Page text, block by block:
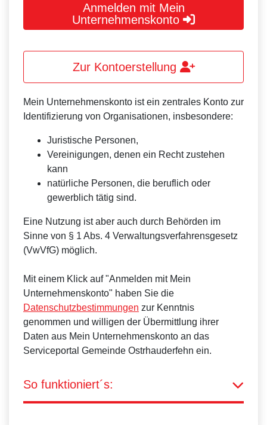
Anmelden mit Mein
Unternehmenskonto
Zur Kontoerstellung
Mein Unternehmenskonto ist ein zentrales Konto zur
Identifizierung von Organisationen, insbesondere:
Juristische Personen,
Vereinigungen, denen ein Recht zustehen
kann
natürliche Personen, die beruflich oder
gewerblich tätig sind.
Eine Nutzung ist aber auch durch Behörden im
Sinne von § 1 Abs. 4 Verwaltungsverfahrensgesetz
(VwVfG) möglich.
Mit einem Klick auf "Anmelden mit Mein
Unternehmenskonto" haben Sie die
Datenschutzbestimmungen zur Kenntnis
genommen und willigen der Übermittlung ihrer
Daten aus Mein Unternehmenskonto an das
Serviceportal Gemeinde Ostrhauderfehn ein.
So funktioniert´s: